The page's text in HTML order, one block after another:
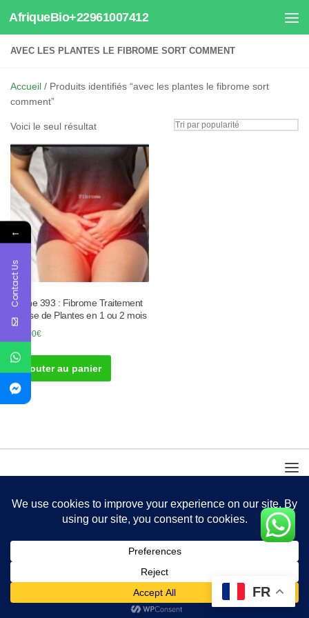
Au dessous du contenu
AfriqueBio+22961007412
AVEC LES PLANTES LE FIBROME SORT COMMENT
Accueil / Produits identifiés “avec les plantes le fibrome sort
comment”
Voici le seul résultat
Tisane 393 : Fibrome Traitement
à Base de Plantes en 1 ou 2 mois
310.00€
Ajouter au panier
FR
←
Contact Us